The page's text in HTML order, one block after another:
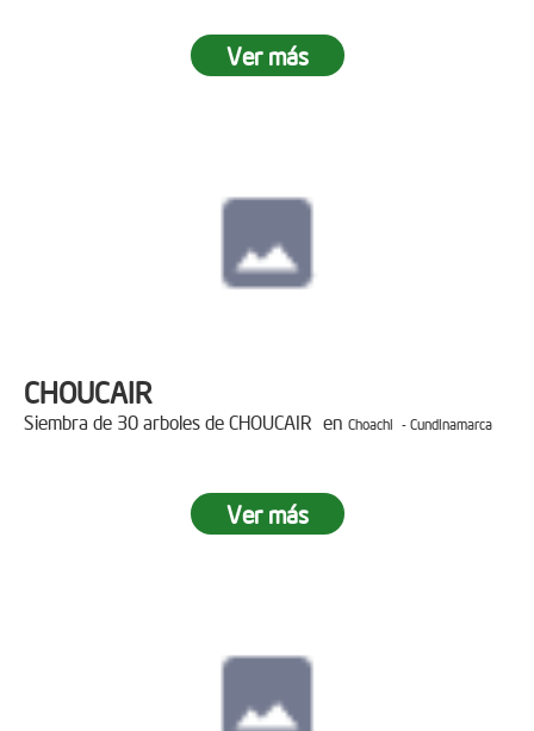
Ver más
CHOUCAIR
Siembra de 30 arboles de CHOUCAIR en Choachi - Cundinamarca
Ver más